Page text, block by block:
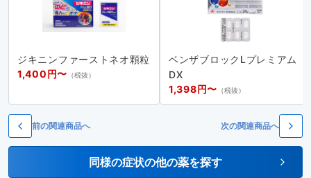
ジキニンファーストネオ顆粒
1,400円〜 （税抜）
ベンザブロックLプレミアム
DX
1,398円〜 （税抜）
前の関連商品へ 次の関連商品へ
同様の症状の他の薬を探す